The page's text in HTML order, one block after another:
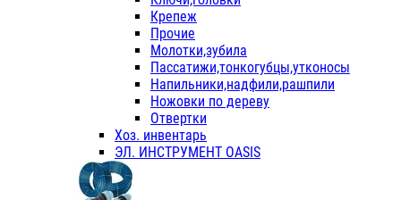
Крепеж
Прочие
Молотки,зубила
Пассатижи,тонкогубцы,утконосы
Напильники,надфили,рашпили
Ножовки по дереву
Отвертки
Хоз. инвентарь
ЭЛ. ИНСТРУМЕНТ OASIS